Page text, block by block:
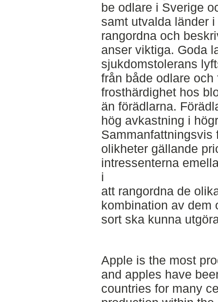
be odlare i Sverige
samt utvalda länder
rangordna och
anser viktiga. Goda
sjukdomstolerans
från både odlare
frosthärdighet hos
än förädlarna.
hög avkastning i
Sammanfattningsvis
olikheter gällande
intressenterna
i
att rangordna de
kombination av dem
sort ska kunna
Apple is the most
and apples have
countries for many